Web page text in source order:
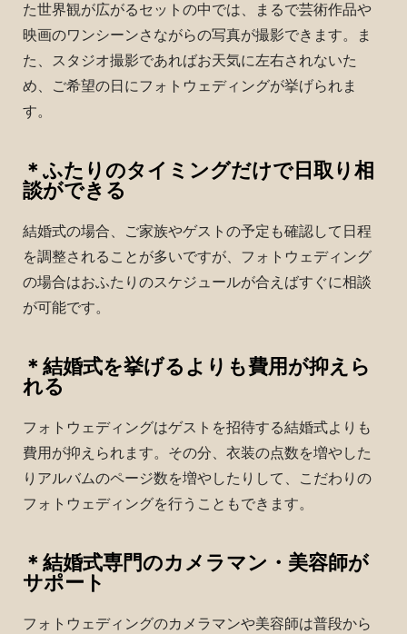
た世界観が広がるセットの中では、まるで芸術作品や
映画のワンシーンさながらの写真が撮影できます。ま
た、スタジオ撮影であればお天気に左右されないた
め、ご希望の日にフォトウェディングが挙げられま
す。
＊ふたりのタイミングだけで日取り相
談ができる
結婚式の場合、ご家族やゲストの予定も確認して日程
を調整されることが多いですが、フォトウェディング
の場合はおふたりのスケジュールが合えばすぐに相談
が可能です。
＊結婚式を挙げるよりも費用が抑えら
れる
フォトウェディングはゲストを招待する結婚式よりも
費用が抑えられます。その分、衣装の点数を増やした
りアルバムのページ数を増やしたりして、こだわりの
フォトウェディングを行うこともできます。
＊結婚式専門のカメラマン・美容師が
サポート
フォトウェディングのカメラマンや美容師は普段から